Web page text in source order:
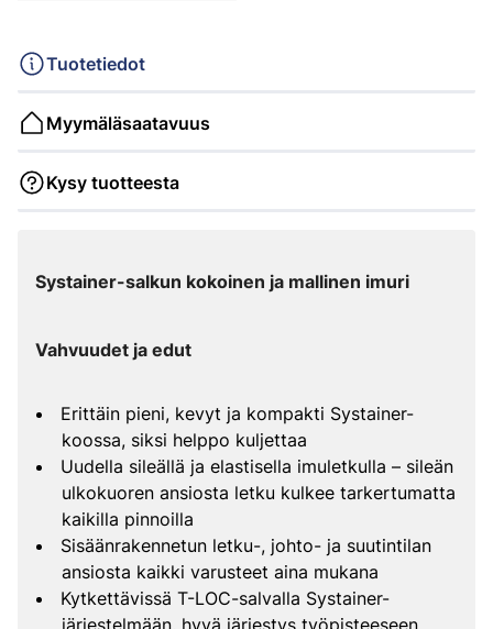
Tuotetiedot
Myymäläsaatavuus
Kysy tuotteesta
Systainer-salkun kokoinen ja mallinen imuri
Vahvuudet ja edut
Erittäin pieni, kevyt ja kompakti Systainer-
koossa, siksi helppo kuljettaa
Uudella sileällä ja elastisella imuletkulla – sileän
ulkokuoren ansiosta letku kulkee tarkertumatta
kaikilla pinnoilla
Sisäänrakennetun letku-, johto- ja suutintilan
ansiosta kaikki varusteet aina mukana
Kytkettävissä T-LOC-salvalla Systainer-
järjestelmään, hyvä järjestys työpisteeseen